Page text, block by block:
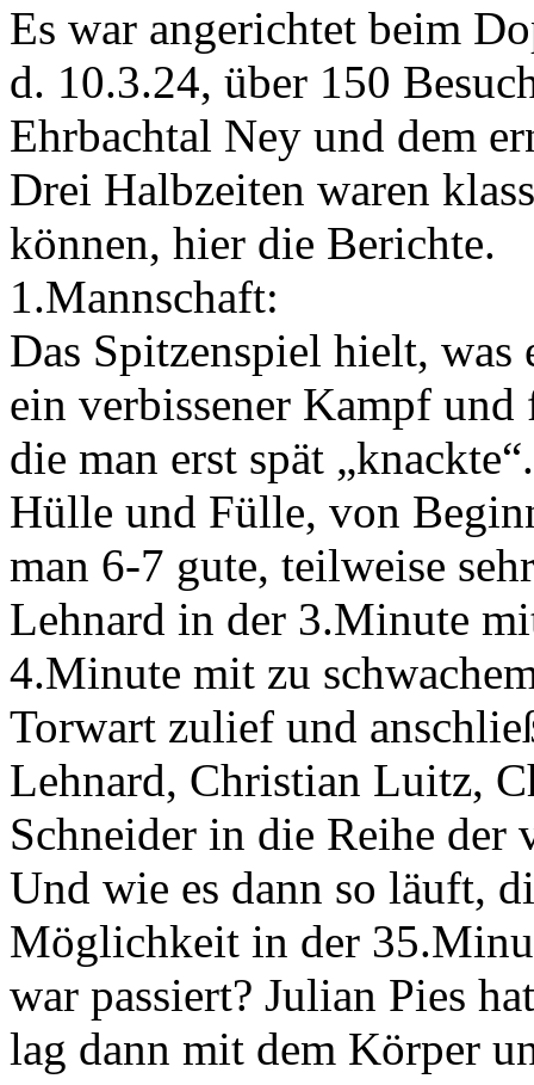
Es war angerichtet beim
d. 10.3.24, über 150
Ehrbachtal Ney und dem
Drei Halbzeiten waren
können, hier die Berichte.
1.Mannschaft:
Das Spitzenspiel hielt, was
ein verbissener Kampf und
die man erst spät
Hülle und Fülle, von
man 6-7 gute, teilweise
Lehnard in der 3.Minute
4.Minute mit zu
Torwart zulief und
Lehnard, Christian Luitz,
Schneider in die Reihe der
Und wie es dann so läuft,
Möglichkeit in der
war passiert? Julian Pies
lag dann mit dem Körper